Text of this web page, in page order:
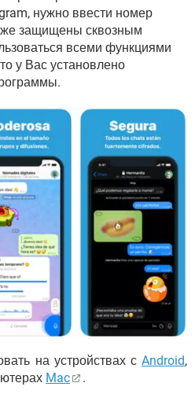
нужно ввести номер
защищены сквозным
всеми функциями
у Вас установлено
на устройствах с Android,
Mac .